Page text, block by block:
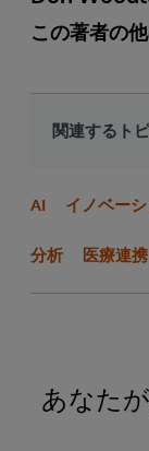
この著者の
関連するト
AI イノベー
分析 医療連携
あなた